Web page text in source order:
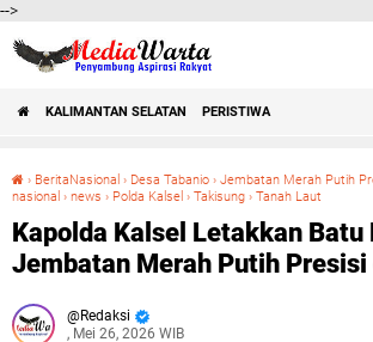
-->
KALIMANTAN SELATAN PERISTIWA
› BeritaNasional › Desa Tabanio › Jembatan Merah Putih
nasional › news › Polda Kalsel › Takisung › Tanah Laut
Kapolda Kalsel Letakkan Batu
Jembatan Merah Putih Presisi
Redaksi
, Mei 26, 2026 WIB